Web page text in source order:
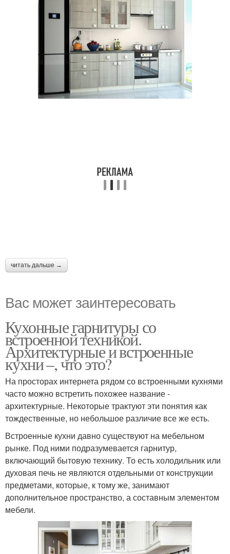
читать дальше →
Вас может заинтересовать
Кухонные гарнитуры со
встроенной техникой.
Архитектурные и встроенные
кухни –, что это?
На просторах интернета рядом со встроенными кухнями
часто можно встретить похожее название -
архитектурные. Некоторые трактуют эти понятия как
тождественные, но небольшое различие все же есть.
Встроенные кухни давно существуют на мебельном
рынке. Под ними подразумевается гарнитур,
включающий бытовую технику. То есть холодильник или
духовая печь не являются отдельными от конструкции
предметами, которые, к тому же, занимают
дополнительное пространство, а составным элементом
мебели.